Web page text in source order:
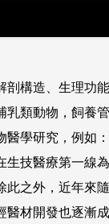
剖構造、生理功
乳類動物，飼養
醫學研究，例如
生技醫療第一線
此之外，近年來
醫材開發也逐漸